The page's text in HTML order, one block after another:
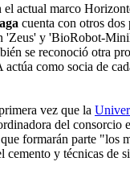
el actual marco
cuenta con otros dos
'Zeus' y 'BioRobot-
se reconoció otra
como socia de
vez que la
del consorcio
formarán parte "los
cemento y técnicas de